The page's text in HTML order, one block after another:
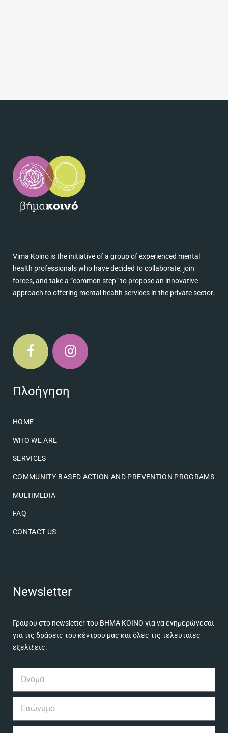
Vima Koino is the initiative of a group of experienced mental
health professionals who have decided to collaborate, join
forces, and take a “common step” to propose an innovative
approach to offering mental health services in the private sector.
Πλοήγηση
HOME
WHO WE ARE
SERVICES
COMMUNITY-BASED ACTION AND PREVENTION PROGRAMS
MULTIMEDIA
FAQ
CONTACT US
Newsletter
Γράψου στο newsletter του ΒΗΜΑ ΚΟΙΝΟ για να ενημερώνεσαι
για τις δράσεις του κέντρου μας και όλες τις τελευταίες
εξελίξεις.